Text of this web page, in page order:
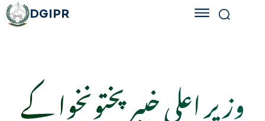
DGIPR
وزیر اعلی خیبرپختونخوا کے